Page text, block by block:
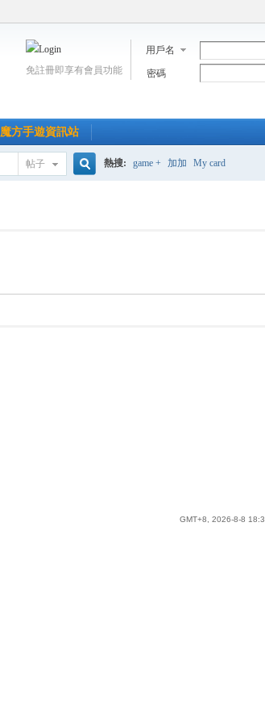
用戶名
密碼
免註冊即享有會員功能
魔方手遊資訊站
帖子 熱搜: game + 加加 My card
GMT+8, 2026-8-8